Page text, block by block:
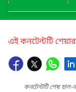
এই কনটেন্টটি
কনটেন্টটি শেষ